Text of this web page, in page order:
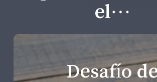
el…
Desafío